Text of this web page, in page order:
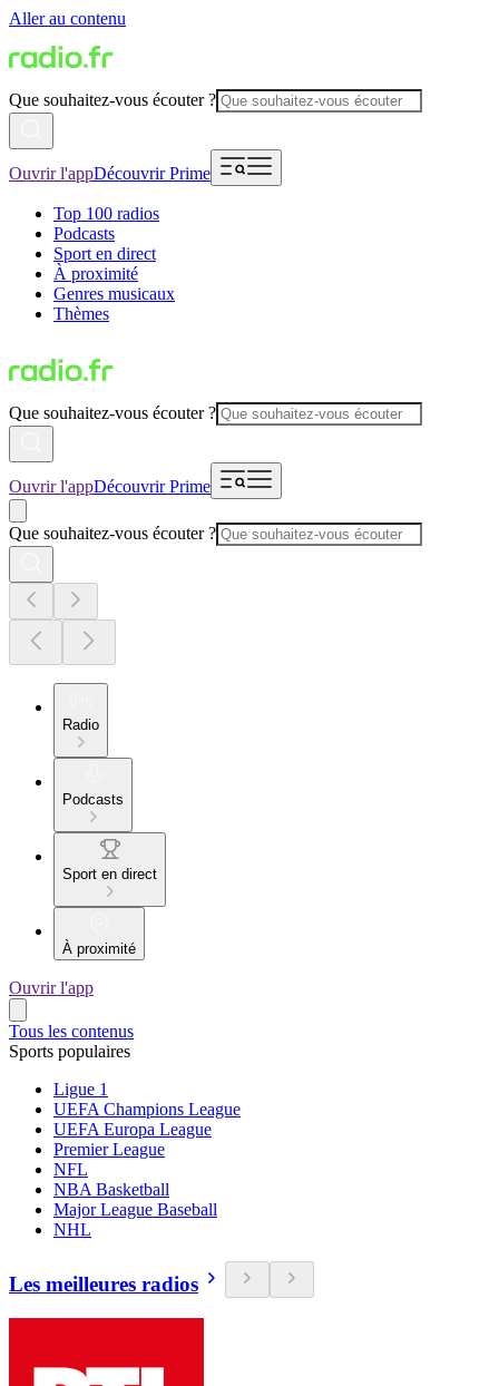
Aller au contenu
Que souhaitez-vous écouter ?
Ouvrir l'appDécouvrir Prime
Top 100 radios
Podcasts
Sport en direct
À proximité
Genres musicaux
Thèmes
Que souhaitez-vous écouter ?
Ouvrir l'appDécouvrir Prime
Que souhaitez-vous écouter ?
Radio
Podcasts
Sport en direct
À proximité
Ouvrir l'app
Tous les contenus
Sports populaires
Ligue 1
UEFA Champions League
UEFA Europa League
Premier League
NFL
NBA Basketball
Major League Baseball
NHL
Les meilleures radios